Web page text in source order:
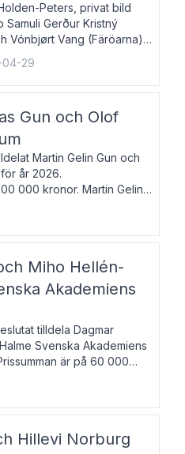
Peters, privat bild
Samuli Gerður Kristný
Vónbjørt Vang (Färöarna)
verk och samtalar med
De läser upp på
och svenska och
04-29
Gun och Olof
Martin Gelin Gun och
år 2026.
000 kronor. Martin Gelin,
författare. Han lever
många år bosat
Miho Hellén-
Akademiens
tilldela Dagmar
Svenska Akademiens
är på 60 000
född 1951, översätter
till tjeckiska
Hillevi Norburg